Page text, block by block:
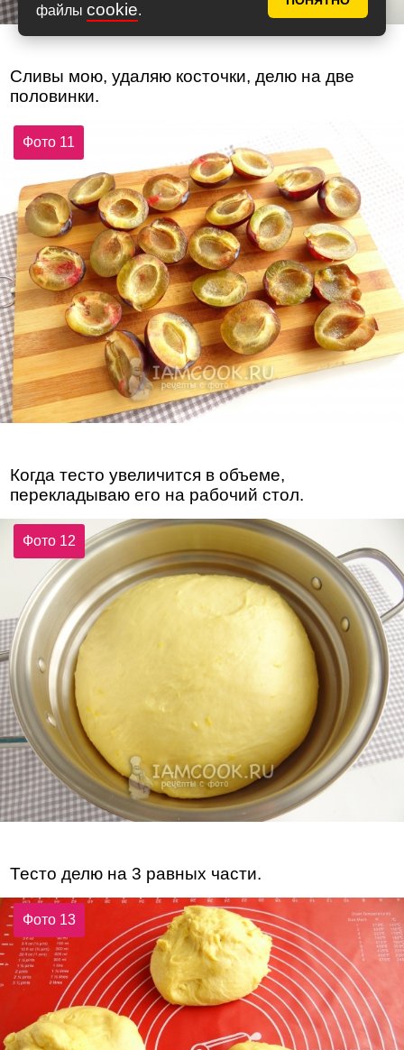
файлы cookie.
Сливы мою, удаляю косточки, делю на две
половинки.
Фото 11
Когда тесто увеличится в объеме,
перекладываю его на рабочий стол.
Фото 12
Тесто делю на 3 равных части.
Фото 13